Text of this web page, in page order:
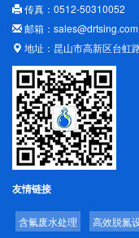
传真：0512-50310052
邮箱：sales@drtsing.com
地址：昆山市高新区台虹
友情链接
含氟废水处理 高效脱氮